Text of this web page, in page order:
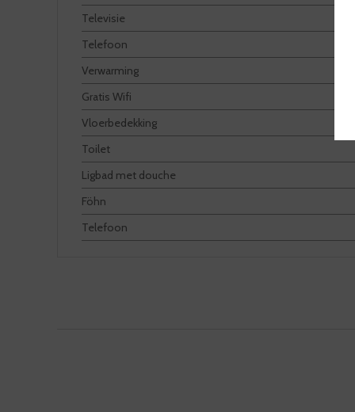
Televisie
Telefoon
Verwarming
Gratis Wifi
Vloerbedekking
Toilet
Ligbad met douche
Föhn
Telefoon